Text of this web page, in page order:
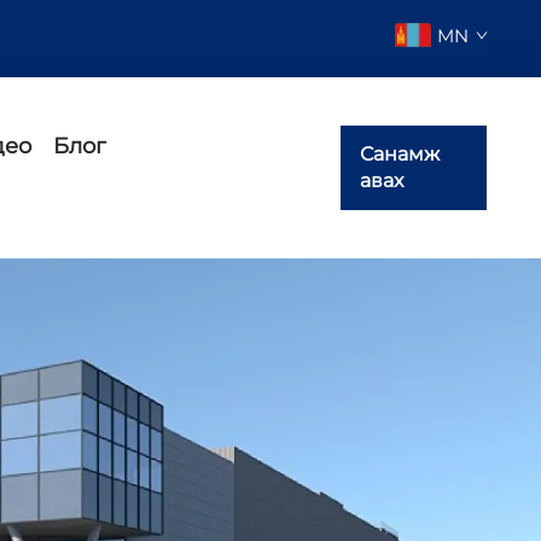
MN
Блог
Санамж
авах